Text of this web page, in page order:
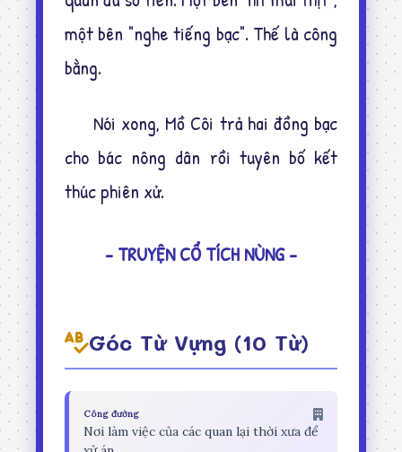
một bên "nghe tiếng bạc". Thế là công
bằng.
Nói xong, Mồ Côi trả hai đồng bạc
cho bác nông dân rồi tuyên bố kết
thúc phiên xử.
- TRUYỆN CỔ TÍCH NÙNG -
Góc Từ Vựng (10 Từ)
Công đường
Nơi làm việc của các quan lại thời xưa để